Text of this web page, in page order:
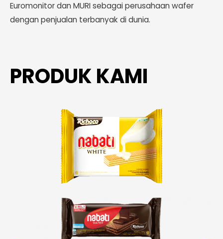
Euromonitor dan MURI sebagai perusahaan wafer
dengan penjualan terbanyak di dunia.
PRODUK KAMI